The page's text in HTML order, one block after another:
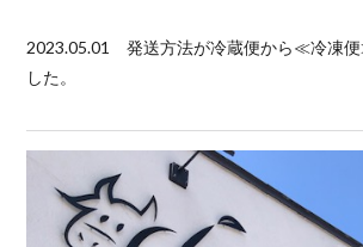
2023.05.01 発送方法が冷蔵便から≪冷凍
した。